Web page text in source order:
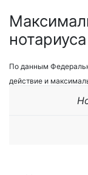
По данным
действие и